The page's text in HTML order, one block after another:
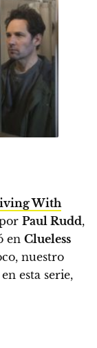
With
Paul Rudd,
en Clueless
nuestro
esta serie,